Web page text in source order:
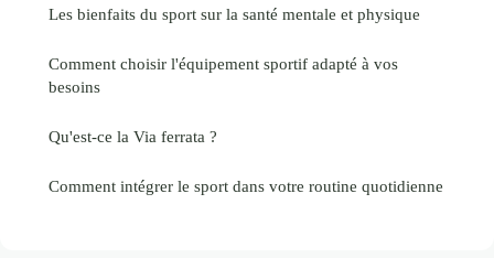
Les bienfaits du sport sur la santé mentale et physique
Comment choisir l'équipement sportif adapté à vos
besoins
Qu'est-ce la Via ferrata ?
Comment intégrer le sport dans votre routine quotidienne